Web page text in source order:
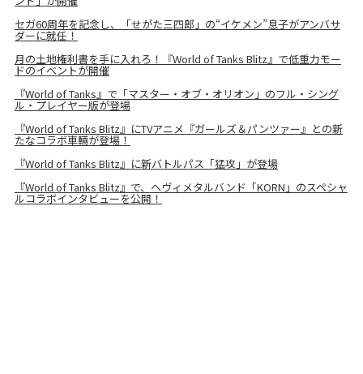
セガ60周年を記念し、「せがた三四郎」の“イケメン”息子がアンバサ
ダーに就任！
月の土地権利書を手に入れろ！『World of Tanks Blitz』で低重力モー
ドのイベントが開催
『World of Tanks』で「マスター・オブ・オリオン」のフル・シング
ル・プレイヤー版が登場
『World of Tanks Blitz』にTVアニメ『ガールズ＆パンツァー』との新
たなコラボ車輛が登場！
『World of Tanks Blitz』に新バトルパス「猛攻」が登場
『World of Tanks Blitz』で、ヘヴィメタルバンド「KORN」のスペシャ
ルコラボインタビューを公開！